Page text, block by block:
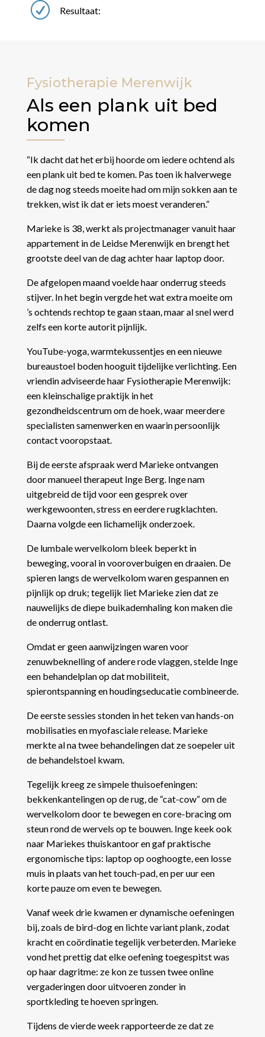
R Resultaat:
Fysiotherapie Merenwijk
Als een plank uit bed
komen
“Ik dacht dat het erbij hoorde om iedere ochtend als
een plank uit bed te komen. Pas toen ik halverwege
de dag nog steeds moeite had om mijn sokken aan te
trekken, wist ik dat er iets moest veranderen.”
Marieke is 38, werkt als projectmanager vanuit haar
appartement in de Leidse Merenwijk en brengt het
grootste deel van de dag achter haar laptop door.
De afgelopen maand voelde haar onderrug steeds
stijver. In het begin vergde het wat extra moeite om
’s ochtends rechtop te gaan staan, maar al snel werd
zelfs een korte autorit pijnlijk.
YouTube-yoga, warmtekussentjes en een nieuwe
bureaustoel boden hooguit tijdelijke verlichting. Een
vriendin adviseerde haar Fysiotherapie Merenwijk:
een kleinschalige praktijk in het
gezondheidscentrum om de hoek, waar meerdere
specialisten samenwerken en waarin persoonlijk
contact vooropstaat.
Bij de eerste afspraak werd Marieke ontvangen
door manueel therapeut Inge Berg. Inge nam
uitgebreid de tijd voor een gesprek over
werkgewoonten, stress en eerdere rugklachten.
Daarna volgde een lichamelijk onderzoek.
De lumbale wervelkolom bleek beperkt in
beweging, vooral in vooroverbuigen en draaien. De
spieren langs de wervelkolom waren gespannen en
pijnlijk op druk; tegelijk liet Marieke zien dat ze
nauwelijks de diepe buikademhaling kon maken die
de onderrug ontlast.
Omdat er geen aanwijzingen waren voor
zenuwbeknelling of andere rode vlaggen, stelde Inge
een behandelplan op dat mobiliteit,
spierontspanning en houdingseducatie combineerde.
De eerste sessies stonden in het teken van hands-on
mobilisaties en myofasciale release. Marieke
merkte al na twee behandelingen dat ze soepeler uit
de behandelstoel kwam.
Tegelijk kreeg ze simpele thuisoefeningen:
bekkenkantelingen op de rug, de “cat-cow” om de
wervelkolom door te bewegen en core-bracing om
steun rond de wervels op te bouwen. Inge keek ook
naar Mariekes thuiskantoor en gaf praktische
ergonomische tips: laptop op ooghoogte, een losse
muis in plaats van het touch-pad, en per uur een
korte pauze om even te bewegen.
Vanaf week drie kwamen er dynamische oefeningen
bij, zoals de bird-dog en lichte variant plank, zodat
kracht en coördinatie tegelijk verbeterden. Marieke
vond het prettig dat elke oefening toegespitst was
op haar dagritme: ze kon ze tussen twee online
vergaderingen door uitvoeren zonder in
sportkleding te hoeven springen.
Tijdens de vierde week rapporteerde ze dat ze